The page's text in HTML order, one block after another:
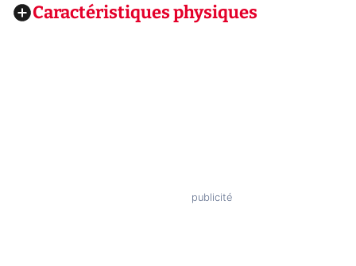
Caractéristiques physiques